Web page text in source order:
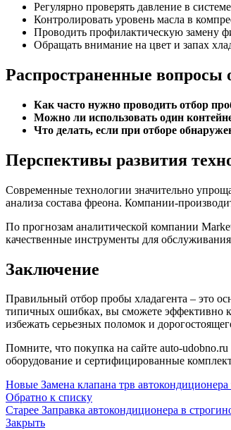
Регулярно проверять давление в системе
Контролировать уровень масла в
Проводить профилактическую замену
Обращать внимание на цвет и запах
Распространенные вопросы
Как часто нужно проводить отбор
Можно ли использовать один
Что делать, если при отборе
Перспективы развития
Современные технологии значительно
анализа состава фреона. Компании-
По прогнозам аналитической компании
качественные инструменты для
Заключение
Правильный отбор пробы хладагента – это
типичных ошибках, вы сможете эффективно
избежать серьезных поломок и
Помните, что покупка на сайте auto-
оборудование и сертифицированные
Новые Замена клапана трв автокондиционера
Обратно к списку
Старее Заправка автокондиционера в
Закрыть